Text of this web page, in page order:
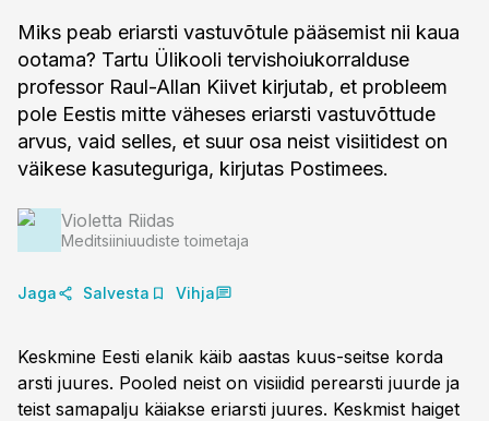
Miks peab eriarsti vastuvõtule pääsemist nii kaua
ootama? Tartu Ülikooli tervishoiu­­korralduse
professor Raul-Allan Kiivet kirjutab, et probleem
pole Eestis mitte väheses eriarsti vastuvõttude
arvus, vaid selles, et suur osa neist visiitidest on
väikese kasuteguriga, kirjutas Postimees.
Violetta Riidas
Meditsiiniuudiste toimetaja
Jaga Salvesta Vihja
Keskmine Eesti elanik käib aastas kuus-seitse korda
arsti juures. Pooled neist on visiidid perearsti juurde ja
teist samapalju käiakse eriarsti juures. Keskmist haiget